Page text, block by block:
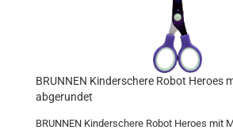
BRUNNEN Kinderschere Robot Heroes
abgerundet
BRUNNEN Kinderschere Robot Heroes mit